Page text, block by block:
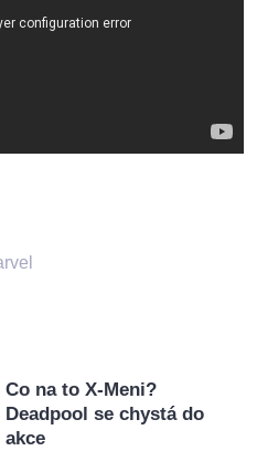
Co na to X-Meni?
Deadpool se chystá do
akce